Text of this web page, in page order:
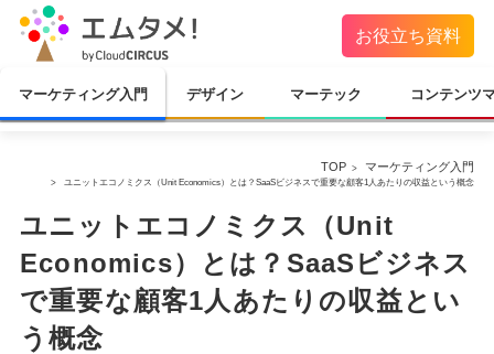
お役立ち資料
マーケティング入門 デザイン マーテック コンテンツ
TOP マーケティング入門
ユニットエコノミクス（Unit Economics）とは？SaaSビジネスで重要な顧客1人あたりの収益という概念
ユニットエコノミクス（Unit
Economics）とは？SaaSビジネス
で重要な顧客1人あたりの収益とい
う概念